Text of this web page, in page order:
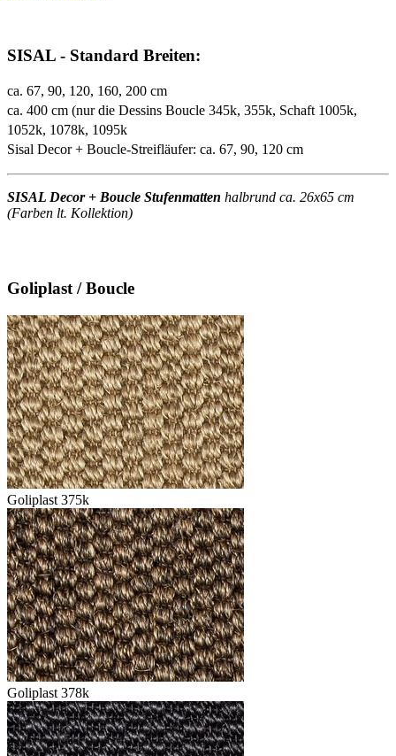
SISAL - Standard Breiten:
ca. 67, 90, 120, 160, 200 cm
ca. 400 cm (nur die Dessins Boucle 345k, 355k, Schaft 1005k,
1052k, 1078k, 1095k
Sisal Decor + Boucle-Streifläufer: ca. 67, 90, 120 cm
SISAL Decor + Boucle Stufenmatten halbrund ca. 26x65 cm
(Farben lt. Kollektion)
Goliplast / Boucle
Goliplast 375k
Goliplast 378k